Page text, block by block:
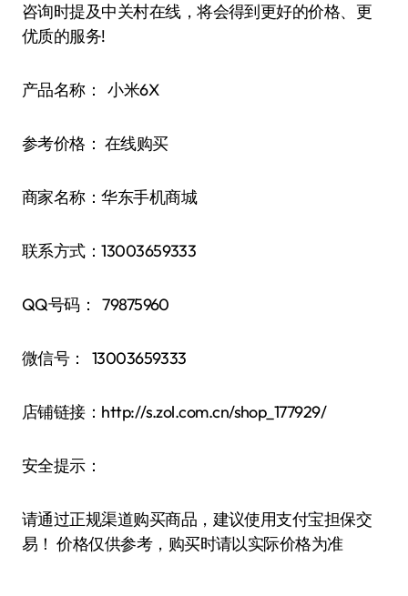
咨询时提及中关村在线，将会得到更好的价格、更
优质的服务!
产品名称： 小米6X
参考价格： 在线购买
商家名称：华东手机商城
联系方式：13003659333
QQ号码： 79875960
微信号： 13003659333
店铺链接：http://s.zol.com.cn/shop_177929/
安全提示：
请通过正规渠道购买商品，建议使用支付宝担保交
易！ 价格仅供参考，购买时请以实际价格为准